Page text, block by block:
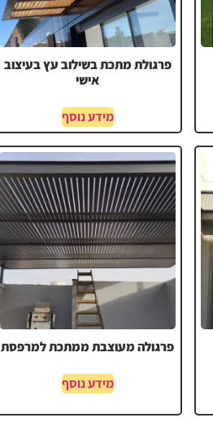
פרגולת מתכת בשילוב עץ בעיצוב
אישי
מידע נוסף
פרגולה מעוצבת ממתכת למרפסת
מידע נוסף